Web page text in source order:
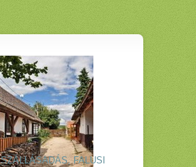
SZÁLLÁSADÁS, FALUSI